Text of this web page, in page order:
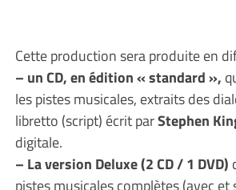
Cette production sera produite en
– un CD, en édition « standard »,
les pistes musicales, extraits des
libretto (script) écrit parStephen
digitale.
– La version Deluxe (2 CD / 1 DVD)
pistes musicales complètes (avec et